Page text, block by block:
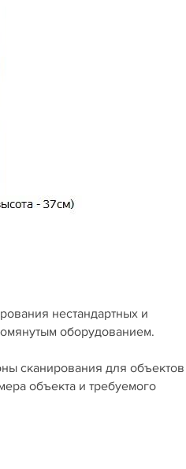
нестандартных и
оборудованием.
сканирования для объектов
объекта и требуемого